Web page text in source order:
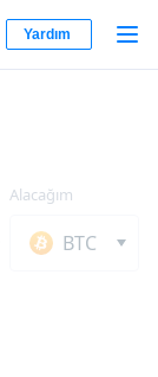
Yardım
Alacağım
BTC